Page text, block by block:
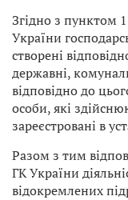
Згідно з пунктом
України
створені
державні,
відповідно до
особи, які
зареєстровані в
Разом з тим
ГК України
відокремлених